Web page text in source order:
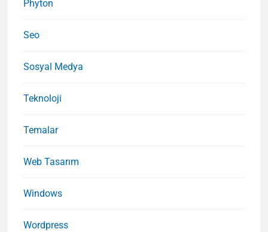
Phyton
Seo
Sosyal Medya
Teknoloji
Temalar
Web Tasarım
Windows
Wordpress